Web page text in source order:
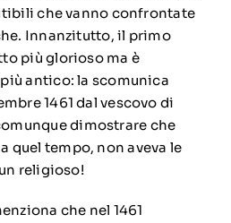
che vanno confrontate
Innanzitutto, il primo
più glorioso ma è
antico: la scomunica
1461 dal vescovo di
dimostrare che
quel tempo, non aveva le
religioso!
che nel 1461